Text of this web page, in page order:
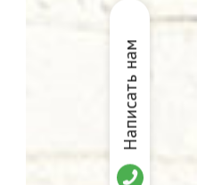
Написать нам